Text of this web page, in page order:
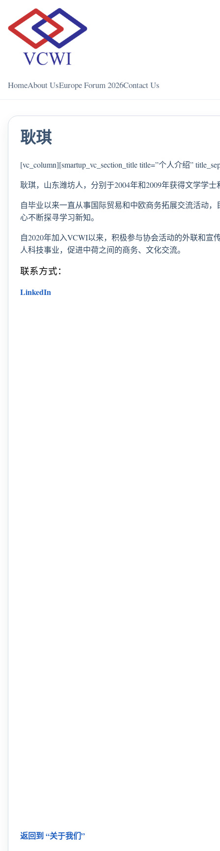
HomeAbout UsEurope Forum 2026Contact Us
耿琪
[vc_column][smartup_vc_section_title title=”个人介绍”
耿琪，山东潍坊人，分别于2004年和2009年获得文学学
自毕业以来一直从事国际贸易和中欧商务拓展交流活动
心不断探寻学习新知。
自2020年加入VCWI以来，积极参与协会活动的外联和
人科技事业，促进中荷之间的商务、文化交流。
联系方式：
LinkedIn
返回到 “关于我们”